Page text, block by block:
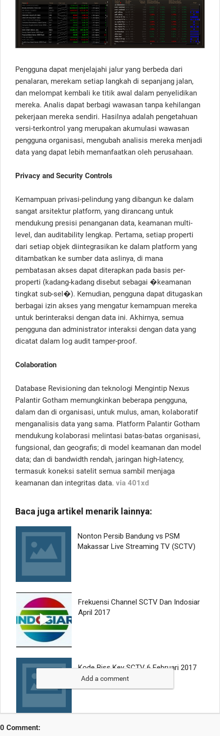
Pengguna dapat menjelajahi jalur yang berbeda dari
penalaran, merekam setiap langkah di sepanjang jalan,
dan melompat kembali ke titik awal dalam penyelidikan
mereka. Analis dapat berbagi wawasan tanpa kehilangan
pekerjaan mereka sendiri. Hasilnya adalah pengetahuan
versi-terkontrol yang merupakan akumulasi wawasan
pengguna organisasi, mengubah analisis mereka menjadi
data yang dapat lebih memanfaatkan oleh perusahaan.
Privacy and Security Controls
Kemampuan privasi-pelindung yang dibangun ke dalam
sangat arsitektur platform, yang dirancang untuk
mendukung presisi penanganan data, keamanan multi-
level, dan auditability lengkap. Pertama, setiap properti
dari setiap objek diintegrasikan ke dalam platform yang
ditambatkan ke sumber data aslinya, di mana
pembatasan akses dapat diterapkan pada basis per-
properti (kadang-kadang disebut sebagai �keamanan
tingkat sub-sel�). Kemudian, pengguna dapat ditugaskan
berbagai izin akses yang mengatur kemampuan mereka
untuk berinteraksi dengan data ini. Akhirnya, semua
pengguna dan administrator interaksi dengan data yang
dicatat dalam log audit tamper-proof.
Colaboration
Database Revisioning dan teknologi Mengintip Nexus
Palantir Gotham memungkinkan beberapa pengguna,
dalam dan di organisasi, untuk mulus, aman, kolaboratif
menganalisis data yang sama. Platform Palantir Gotham
mendukung kolaborasi melintasi batas-batas organisasi,
fungsional, dan geografis; di model keamanan dan model
data; dan di bandwidth rendah, jaringan high-latency,
termasuk koneksi satelit semua sambil menjaga
keamanan dan integritas data. via 401xd
Add a comment
0 Comment: